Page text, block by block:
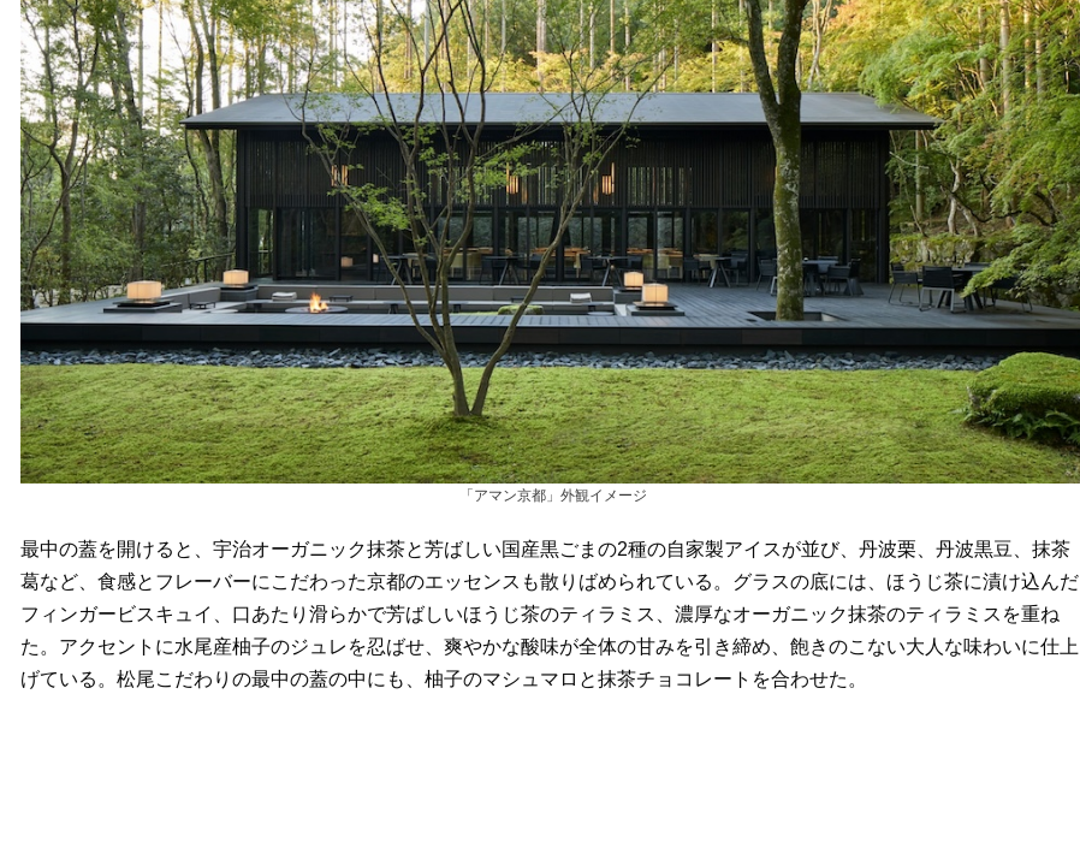
「アマン京都」外観イメージ
最中の蓋を開けると、宇治オーガニック抹茶と芳ばしい国産黒ごまの2種の自家製アイスが並び、丹波栗、丹波黒豆、抹茶
葛など、食感とフレーバーにこだわった京都のエッセンスも散りばめられている。グラスの底には、ほうじ茶に漬け込んだ
フィンガービスキュイ、口あたり滑らかで芳ばしいほうじ茶のティラミス、濃厚なオーガニック抹茶のティラミスを重ね
た。アクセントに水尾産柚子のジュレを忍ばせ、爽やかな酸味が全体の甘みを引き締め、飽きのこない大人な味わいに仕上
げている。松尾こだわりの最中の蓋の中にも、柚子のマシュマロと抹茶チョコレートを合わせた。